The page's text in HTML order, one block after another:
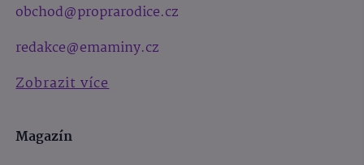
obchod@proprarodice.cz
redakce@emaminy.cz
Zobrazit více
Magazín